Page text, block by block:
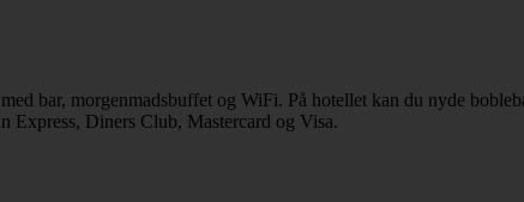
bar, morgenmadsbuffet og WiFi. På hotellet kan du nyde
Express, Diners Club, Mastercard og Visa.